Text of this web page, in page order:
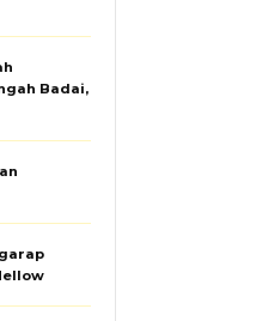
Badai,